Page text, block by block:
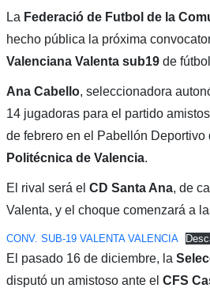
La Federació de Futbol de la
hecho pública la próxima
Valenciana Valenta sub19de
Ana Cabello, seleccionadora
14 jugadoras para el partido
de febrero en el Pabellón Deportivo
Politécnica de Valencia.
El rival será el CD Santa Ana, de
Valenta, y el choque comenzará a
CONV. SUB-19 VALENTA VALENCIA
El pasado 16 de diciembre, la
disputó un amistoso ante el CFS